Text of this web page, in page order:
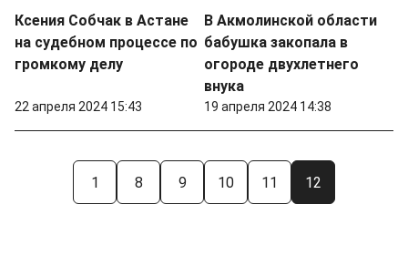
Ксения Собчак в Астане
на судебном процессе по
громкому делу
22 апреля 2024 15:43
В Акмолинской области
бабушка закопала в
огороде двухлетнего
внука
19 апреля 2024 14:38
1 8 9 10 11 12